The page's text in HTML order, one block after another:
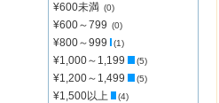
¥600未満 (0)
¥600～799 (0)
¥800～999 (1)
¥1,000～1,199 (5)
¥1,200～1,499 (5)
¥1,500以上 (4)